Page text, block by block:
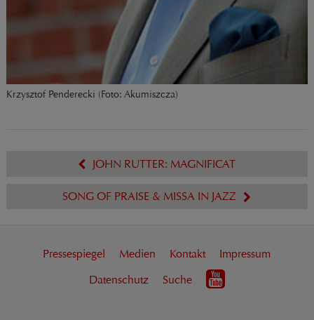
Krzysztof Penderecki (Foto: Akumiszcza)
JOHN RUTTER: MAGNIFICAT
SONG OF PRAISE & MISSA IN JAZZ
Pressespiegel Medien Kontakt
Impressum
Datenschutz
Suche